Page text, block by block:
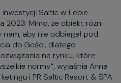
Saltic w Łebie
2023. Mimo, że obiekt różni
aby nie odbiegał pod
do Gości, dlatego
na rynku, które
normy”, wyjaśnia Anna
i PR Saltic Resort & SPA.